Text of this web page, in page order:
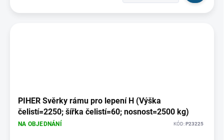
PIHER Svěrky rámu pro lepení H (Výška
čelistí=2250; šířka čelistí=60; nosnost=2500 kg)
NA OBJEDNÁNÍ KÓD:P23225